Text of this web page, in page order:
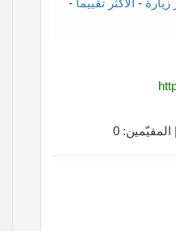
الأكثر تقييما-